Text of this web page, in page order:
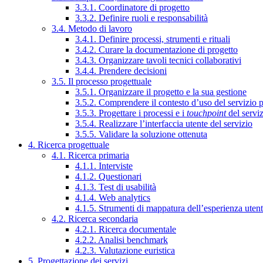
3.3.1. Coordinatore di progetto
3.3.2. Definire ruoli e responsabilità
3.4. Metodo di lavoro
3.4.1. Definire processi, strumenti e rituali
3.4.2. Curare la documentazione di progetto
3.4.3. Organizzare tavoli tecnici collaborativi
3.4.4. Prendere decisioni
3.5. Il processo progettuale
3.5.1. Organizzare il progetto e la sua gestione
3.5.2. Comprendere il contesto d’uso del servizio
3.5.3. Progettare i processi e i touchpointdel
3.5.4. Realizzare l’interfaccia utente del servizio
3.5.5. Validare la soluzione ottenuta
4. Ricerca progettuale
4.1. Ricerca primaria
4.1.1. Interviste
4.1.2. Questionari
4.1.3. Test di usabilità
4.1.4. Web analytics
4.1.5. Strumenti di mappatura dell’esperienza
4.2. Ricerca secondaria
4.2.1. Ricerca documentale
4.2.2. Analisi benchmark
4.2.3. Valutazione euristica
5. Progettazione dei servizi